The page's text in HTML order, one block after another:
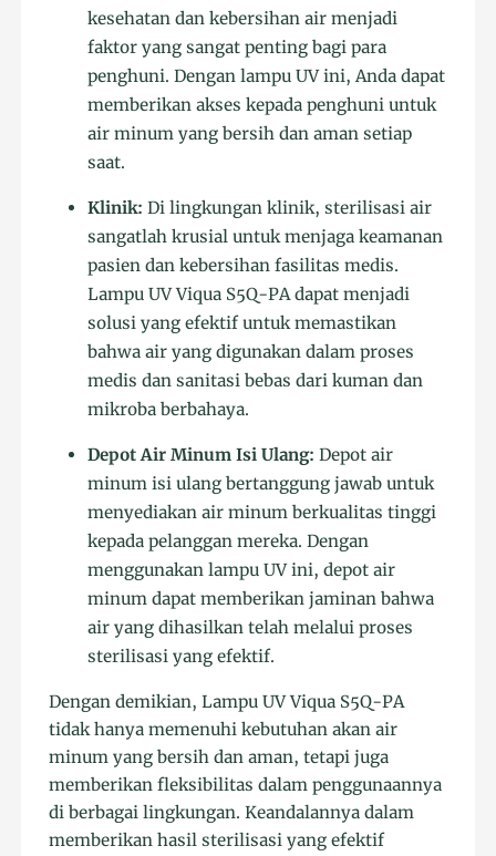
kesehatan dan kebersihan air menjadi
faktor yang sangat penting bagi para
penghuni. Dengan lampu UV ini, Anda dapat
memberikan akses kepada penghuni untuk
air minum yang bersih dan aman setiap
saat.
Klinik: Di lingkungan klinik, sterilisasi air
sangatlah krusial untuk menjaga keamanan
pasien dan kebersihan fasilitas medis.
Lampu UV Viqua S5Q-PA dapat menjadi
solusi yang efektif untuk memastikan
bahwa air yang digunakan dalam proses
medis dan sanitasi bebas dari kuman dan
mikroba berbahaya.
Depot Air Minum Isi Ulang: Depot air
minum isi ulang bertanggung jawab untuk
menyediakan air minum berkualitas tinggi
kepada pelanggan mereka. Dengan
menggunakan lampu UV ini, depot air
minum dapat memberikan jaminan bahwa
air yang dihasilkan telah melalui proses
sterilisasi yang efektif.
Dengan demikian, Lampu UV Viqua S5Q-PA
tidak hanya memenuhi kebutuhan akan air
minum yang bersih dan aman, tetapi juga
memberikan fleksibilitas dalam penggunaannya
di berbagai lingkungan. Keandalannya dalam
memberikan hasil sterilisasi yang efektif